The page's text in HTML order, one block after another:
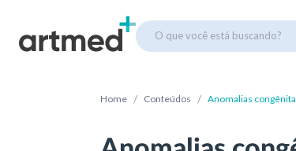
O que você está buscando?
Home / Conteúdos / Anomalias